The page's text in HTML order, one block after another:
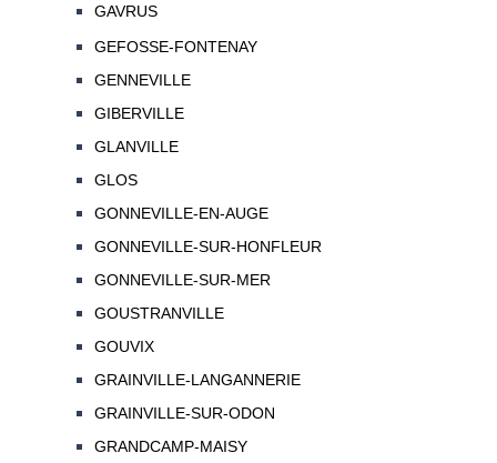
GAVRUS
GEFOSSE-FONTENAY
GENNEVILLE
GIBERVILLE
GLANVILLE
GLOS
GONNEVILLE-EN-AUGE
GONNEVILLE-SUR-HONFLEUR
GONNEVILLE-SUR-MER
GOUSTRANVILLE
GOUVIX
GRAINVILLE-LANGANNERIE
GRAINVILLE-SUR-ODON
GRANDCAMP-MAISY